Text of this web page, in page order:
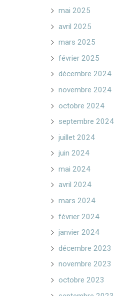
mai 2025
avril 2025
mars 2025
février 2025
décembre 2024
novembre 2024
octobre 2024
septembre 2024
juillet 2024
juin 2024
mai 2024
avril 2024
mars 2024
février 2024
janvier 2024
décembre 2023
novembre 2023
octobre 2023